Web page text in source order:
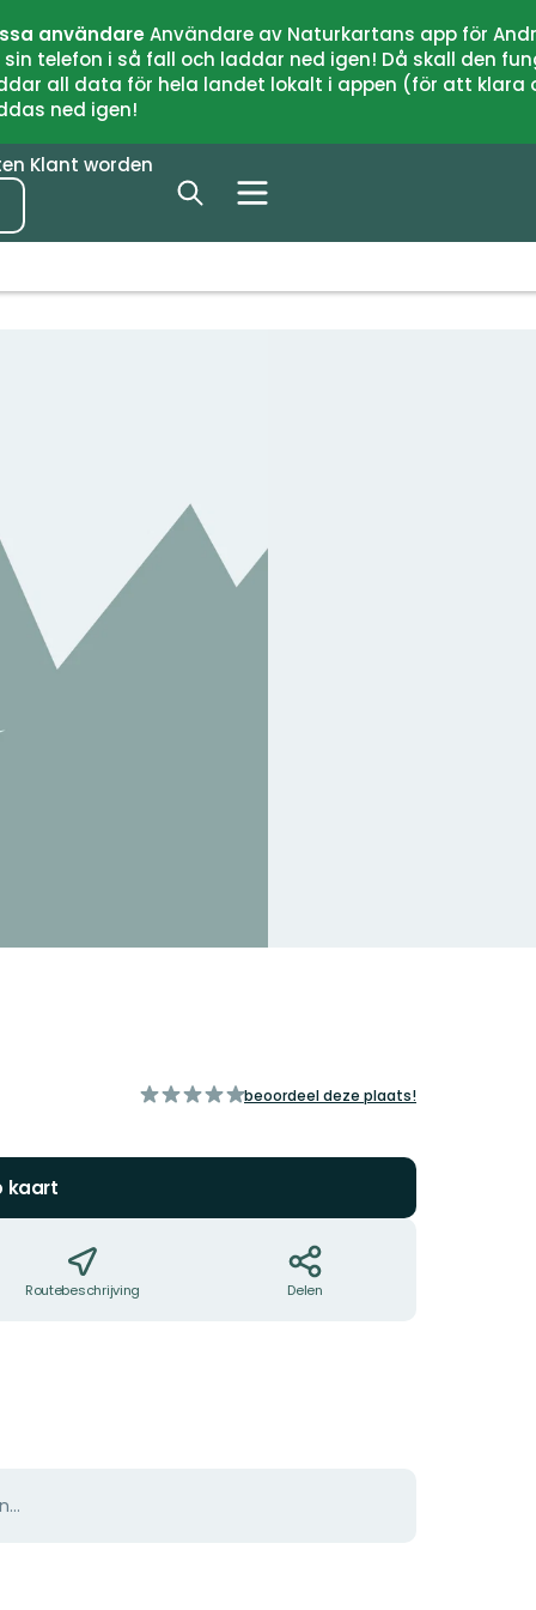
användareAnvändare av Naturkartans app för
telefon i så fall och laddar ned igen! Då skall den
all data för hela landet lokalt i appen (för att
ned igen!
Klant worden
van
beoordeel deze plaats!
kaart
Routebeschrijving Delen